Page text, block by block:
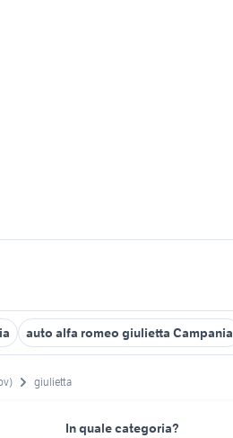
auto alfa romeo giulietta Campania
giulietta
In quale categoria?